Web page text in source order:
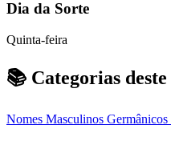
Dia da Sorte
Quinta-feira
📚 Categorias deste
Nomes Masculinos Germânicos